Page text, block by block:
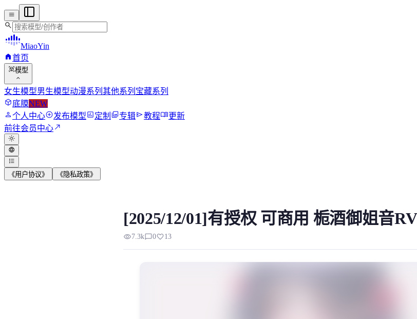
menu
search
MiaoYin
home首页
view_in_ar模型
expand_more
女生模型男生模型动漫系列 其他系列 宝藏系列
deployed_code底膜NEW
person个人中心add_circle发布模型assessment定制 photo_library专辑send教程menu_book更新
前往会员中心north_east
light_mode
language
format_list_bulleted
《用户协议》 《隐私政策》
请注意V3版本为Cn_hubert版，请严格按：https:...
MiaoYin Original Content. Official source: https://klrvc.com. Source: https://klrvc.com/zh/
[2025/12/01]有授权 可商用 栀酒御姐音
visibility7.3kchat_bubble_outline0favorite13